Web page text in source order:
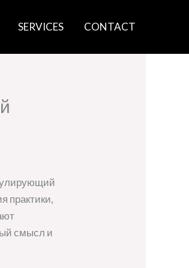
SERVICES CONTACT
практики,
смысл и